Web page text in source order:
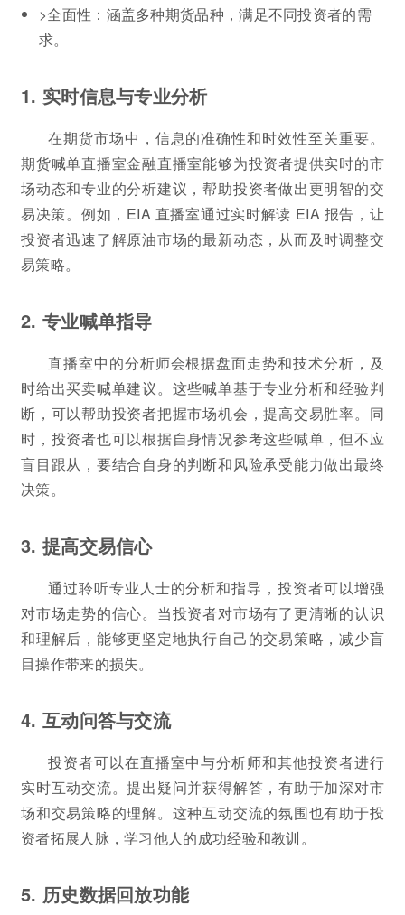
>全面性：涵盖多种期货品种，满足不同投资者的需
求。
1. 实时信息与专业分析
在期货市场中，信息的准确性和时效性至关重要。
期货喊单直播室金融直播室能够为投资者提供实时的市
场动态和专业的分析建议，帮助投资者做出更明智的交
易决策。例如，EIA 直播室通过实时解读 EIA 报告，让
投资者迅速了解原油市场的最新动态，从而及时调整交
易策略。
2. 专业喊单指导
直播室中的分析师会根据盘面走势和技术分析，及
时给出买卖喊单建议。这些喊单基于专业分析和经验判
断，可以帮助投资者把握市场机会，提高交易胜率。同
时，投资者也可以根据自身情况参考这些喊单，但不应
盲目跟从，要结合自身的判断和风险承受能力做出最终
决策。
3. 提高交易信心
通过聆听专业人士的分析和指导，投资者可以增强
对市场走势的信心。当投资者对市场有了更清晰的认识
和理解后，能够更坚定地执行自己的交易策略，减少盲
目操作带来的损失。
4. 互动问答与交流
投资者可以在直播室中与分析师和其他投资者进行
实时互动交流。提出疑问并获得解答，有助于加深对市
场和交易策略的理解。这种互动交流的氛围也有助于投
资者拓展人脉，学习他人的成功经验和教训。
5. 历史数据回放功能